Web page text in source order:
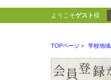
ようこそゲスト様
TOPページ > 学校地